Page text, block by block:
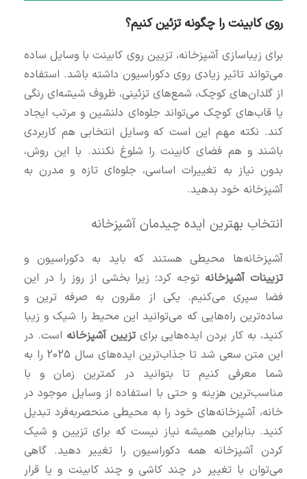
روی کابینت را چگونه تزئین کنیم؟
برای زیباسازی آشپزخانه، تزیین روی کابینت با وسایل ساده
می‌تواند تاثیر زیادی روی دکوراسیون داشته باشد. استفاده
از گلدان‌های کوچک، شمع‌های تزئینی، ظروف شیشه‌ای رنگی
یا قاب‌های کوچک می‌تواند جلوه‌ای دلنشین و مرتب ایجاد
کند. نکته مهم این است که وسایل انتخابی هم کاربردی
باشند و هم فضای کابینت را شلوغ نکنند. با این روش،
بدون نیاز به تغییرات اساسی، جلوه‌ای تازه و مدرن به
آشپزخانه خود بدهید.
انتخاب بهترین ایده چیدمان آشپزخانه
آشپزخانه‌ها محیطی هستند که باید به دکوراسیون و
تزیینات آشپزخانه توجه کرد؛ زیرا بخشی از روز را در این
فضا سپری می‌کنیم. یکی از مقرون‌ به‌ صرفه‌ ترین و
ساده‌ترین راه‌هایی که می‌توانید این محیط را شیک و زیبا
کنید، به کار بردن ایده‌هایی برای تزیین آشپزخانه است. در
این متن سعی شد تا جذاب‌ترین ایده‌های سال 2025 را به
شما معرفی کنیم تا بتوانید در کمترین زمان و با
مناسب‌ترین هزینه و حتی با استفاده از وسایل موجود در
خانه، آشپزخانه‌های خود را به محیطی منحصربه‌فرد تبدیل
کنید. بنابراین همیشه نیاز نیست که برای تزیین و شیک
کردن آشپزخانه همه دکوراسیون را تغییر دهید. گاهی
می‌توان با تغییر در چند کاشی و چند کابینت و یا قرار